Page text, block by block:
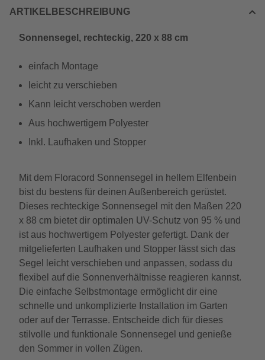
ARTIKELBESCHREIBUNG
Sonnensegel, rechteckig, 220 x 88 cm
einfach Montage
leicht zu verschieben
Kann leicht verschoben werden
Aus hochwertigem Polyester
Inkl. Laufhaken und Stopper
Mit dem Floracord Sonnensegel in hellem Elfenbein
bist du bestens für deinen Außenbereich gerüstet.
Dieses rechteckige Sonnensegel mit den Maßen 220
x 88 cm bietet dir optimalen UV-Schutz von 95 % und
ist aus hochwertigem Polyester gefertigt. Dank der
mitgelieferten Laufhaken und Stopper lässt sich das
Segel leicht verschieben und anpassen, sodass du
flexibel auf die Sonnenverhältnisse reagieren kannst.
Die einfache Selbstmontage ermöglicht dir eine
schnelle und unkomplizierte Installation im Garten
oder auf der Terrasse. Entscheide dich für dieses
stilvolle und funktionale Sonnensegel und genieße
den Sommer in vollen Zügen.